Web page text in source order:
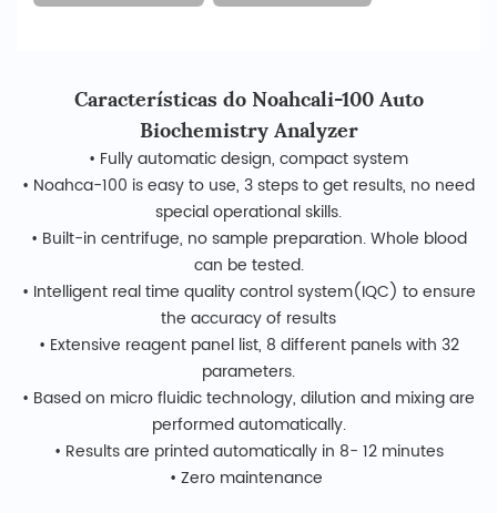
Características do Noahcali-100 Auto
Biochemistry Analyzer
• Fully automatic design, compact system
• Noahca-100 is easy to use, 3 steps to get results, no need
special operational skills.
• Built-in centrifuge, no sample preparation. Whole blood
can be tested.
• Intelligent real time quality control system(IQC) to ensure
the accuracy of results
• Extensive reagent panel list, 8 different panels with 32
parameters.
• Based on micro fluidic technology, dilution and mixing are
performed automatically.
• Results are printed automatically in 8- 12 minutes
• Zero maintenance